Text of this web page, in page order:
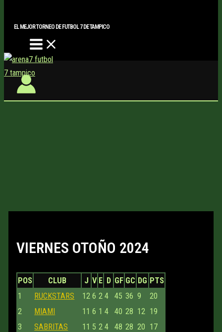
EL MEJOR TORNEO DE FUTBOL 7 DE TAMPICO
VIERNES OTOÑO 2024
POS CLUB J V E D GF GC DG PTS
1
RUCKSTARS 12 6 2 4 45 36 9
20
2
MIAMI 11 6 1 4 40 28 12 19
3
SABRITAS 11 5 2 4 48 28 20 17